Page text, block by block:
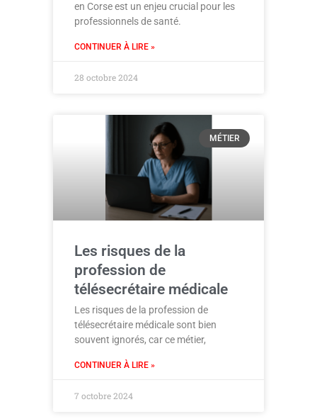
en Corse est un enjeu crucial pour les
professionnels de santé.
CONTINUER À LIRE »
28 octobre 2024
MÉTIER
Les risques de la
profession de
télésecrétaire médicale
Les risques de la profession de
télésecrétaire médicale sont bien
souvent ignorés, car ce métier,
CONTINUER À LIRE »
7 octobre 2024